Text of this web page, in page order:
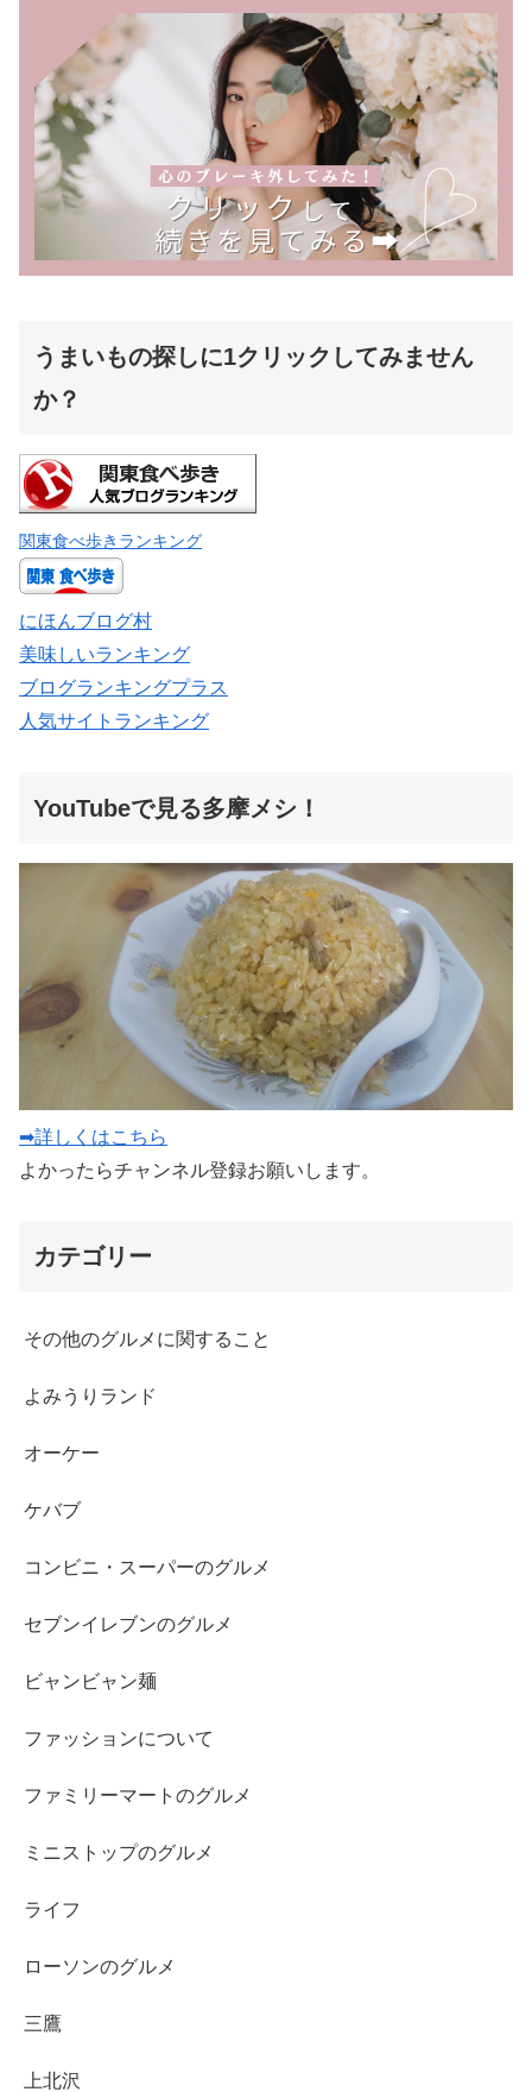
うまいもの探しに1クリックしてみません
か？
関東食べ歩きランキング
にほんブログ村
美味しいランキング
ブログランキングプラス
人気サイトランキング
YouTubeで見る多摩メシ！
➡詳しくはこちら
よかったらチャンネル登録お願いします。
カテゴリー
その他のグルメに関すること
よみうりランド
オーケー
ケバブ
コンビニ・スーパーのグルメ
セブンイレブンのグルメ
ビャンビャン麺
ファッションについて
ファミリーマートのグルメ
ミニストップのグルメ
ライフ
ローソンのグルメ
三鷹
上北沢